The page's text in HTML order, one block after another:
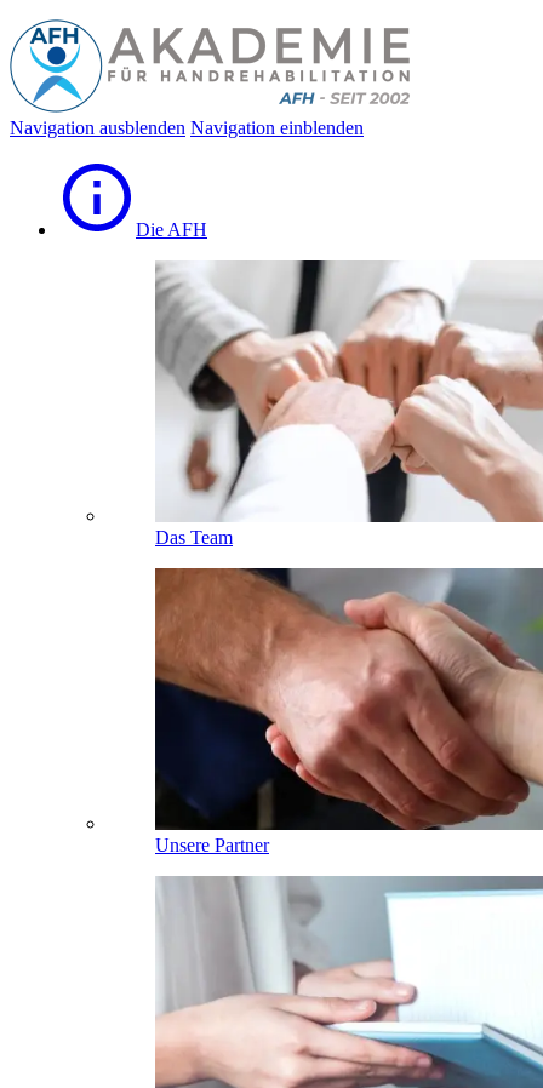
Navigation ausblenden Navigation einblenden
Die AFH
Das Team
Unsere Partner